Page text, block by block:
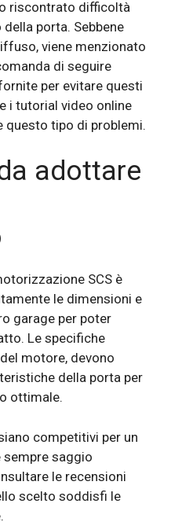
riscontrato difficoltà
porta. Sebbene
viene menzionato
di seguire
per evitare questi
i tutorial video online
questo tipo di problemi.
adottare
SCS è
le dimensioni e
garage per poter
Le specifiche
motore, devono
della porta per
ottimale.
competitivi per un
saggio
le recensioni
scelto soddisfi le